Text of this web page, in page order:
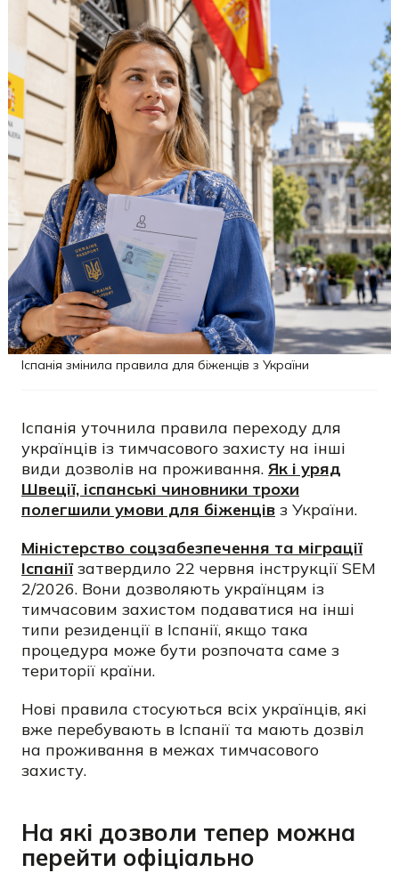
Іспанія змінила правила для біженців з України
Іспанія уточнила правила переходу для
українців із тимчасового захисту на інші
види дозволів на проживання. Як і уряд
Швеції, іспанські чиновники трохи
полегшили умови для біженців з України.
Міністерство соцзабезпечення та міграції
Іспаніїзатвердило 22 червня інструкції SEM
2/2026. Вони дозволяють українцям із
тимчасовим захистом подаватися на інші
типи резиденції в Іспанії, якщо така
процедура може бути розпочата саме з
території країни.
Нові правила стосуються всіх українців, які
вже перебувають в Іспанії та мають дозвіл
на проживання в межах тимчасового
захисту.
На які дозволи тепер можна
перейти офіціально